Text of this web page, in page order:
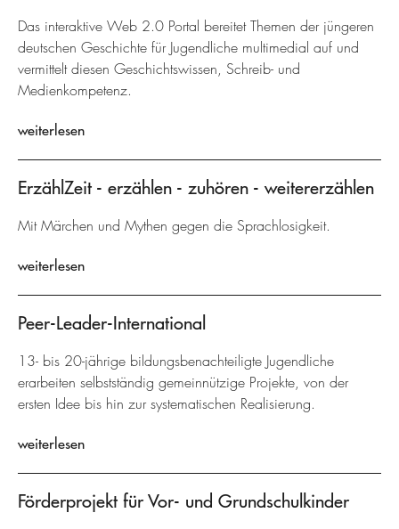
Das interaktive Web 2.0 Portal bereitet Themen der jüngeren
deutschen Geschichte für Jugendliche multimedial auf und
vermittelt diesen Geschichtswissen, Schreib- und
Medienkompetenz.
weiterlesen
ErzählZeit - erzählen - zuhören - weitererzählen
Mit Märchen und Mythen gegen die Sprachlosigkeit.
weiterlesen
Peer-Leader-International
13- bis 20-jährige bildungsbenachteiligte Jugendliche
erarbeiten selbstständig gemeinnützige Projekte, von der
ersten Idee bis hin zur systematischen Realisierung.
weiterlesen
Förderprojekt für Vor- und Grundschulkinder